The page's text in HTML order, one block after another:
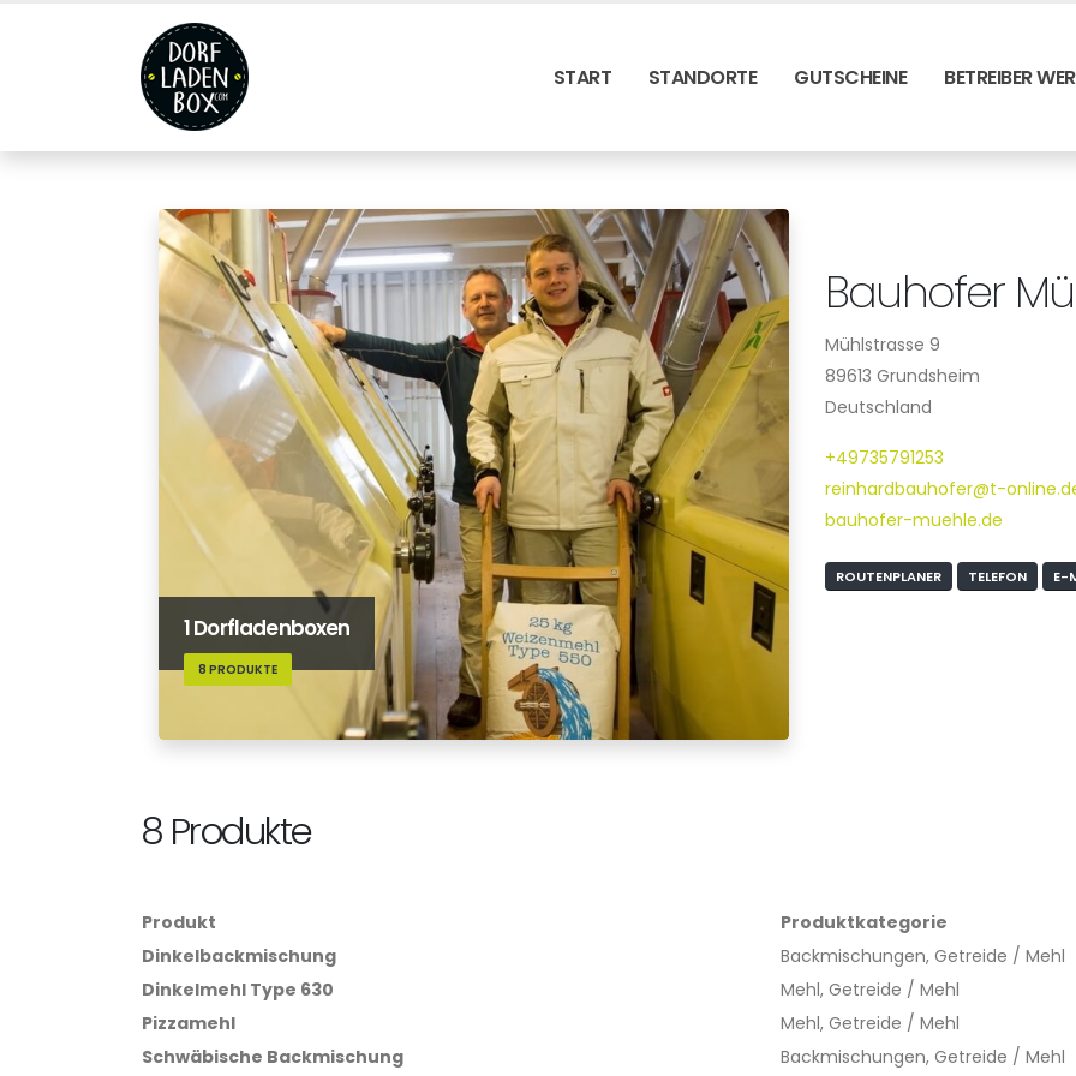
START STANDORTE GUTSCHEINE BETREIBER
1 Dorfladenboxen
8 PRODUKTE
Bauhofer
Mühlstrasse 9
89613 Grundsheim
Deutschland
+49735791253
reinhardbauhofer@t-
bauhofer-muehle.de
ROUTENPLANER TELEFON E-
8 Produkte
Produkt
Produktkategorie
Dinkelbackmischung
Backmischungen, Getreide / Mehl
Dinkelmehl Type 630
Mehl, Getreide / Mehl
Pizzamehl
Mehl, Getreide / Mehl
Schwäbische Backmischung
Backmischungen, Getreide / Mehl